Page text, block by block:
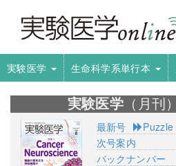
実験医学 生命科学系単行本
実験医学 （月刊）
最新号
Puzzle
次号案内
バックナンバー